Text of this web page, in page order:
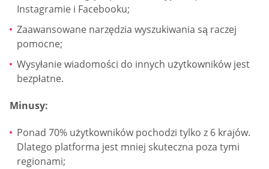
Instagramie i Facebooku;
Zaawansowane narzędzia wyszukiwania są raczej
pomocne;
Wysyłanie wiadomości do innych użytkowników jest
bezpłatne.
Minusy:
Ponad 70% użytkowników pochodzi tylko z 6 krajów.
Dlatego platforma jest mniej skuteczna poza tymi
regionami;